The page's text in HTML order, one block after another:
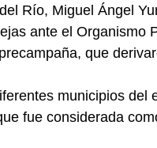
Río, Miguel Ángel
ante el Organismo
que
municipios del
fue considerada